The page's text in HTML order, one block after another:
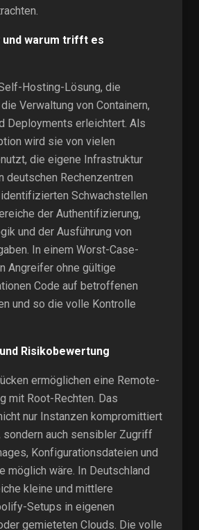
und warum trifft es
Hosting-Lösung, die
Verwaltung von Containern,
Deployments erleichtert. Als
wird sie von vielen
die eigene Infrastruktur
deutschen Rechenzentren
Schwachstellen
der Authentifizierung,
und der Ausführung von
In einem Worst-Case-
Angreifer ohne gültige
Code auf betroffenen
und so die volle Kontrolle
Risikobewertung
ermöglichen eine Remote-
mit Root-Rechten. Das
nur Instanzen kompromittiert
sondern auch sensibler Zugriff
Konfigurationsdateien und
möglich wäre. In Deutschland
kleine und mittlere
Setups in eigenen
gemieteten Clouds. Die volle